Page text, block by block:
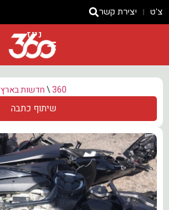
צ'ט יצירת קשר
ניוז
360
\חדשות בארץ
שיתוף כתבה